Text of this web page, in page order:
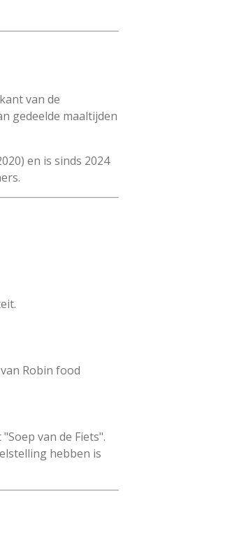
van de
gedeelde maaltijden
en is sinds 2024
Robin food
van de Fiets".
hebben is